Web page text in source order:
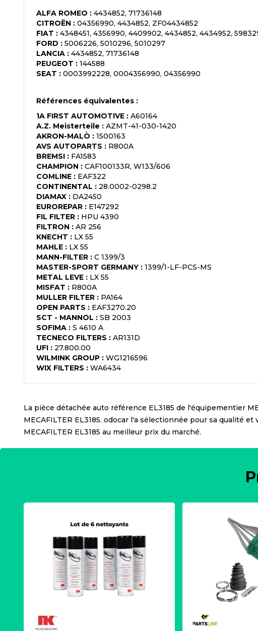
ALFA ROMEO : 4434852, 71736148
CITROËN : 04356990, 4434852, ZF04434852
FIAT : 4348451, 4356990, 4409902, 4434852, 4434952,
FORD : 5006226, 5010296, 5010297
LANCIA : 4434852, 71736148
PEUGEOT : 144588
SEAT : 0003992228, 0004356990, 04356990
Références équivalentes :
1A FIRST AUTOMOTIVE : A60164
A.Z. Meisterteile : AZMT-41-030-1420
AKRON-MALÒ : 1500163
AVS AUTOPARTS : R800A
BREMSI : FA1583
CHAMPION : CAF100133R, W133/606
COMLINE : EAF322
CONTINENTAL : 28.0002-0298.2
DIAMAX : DA2450
EUROREPAR : E147292
FIL FILTER : HPU 4390
FILTRON : AR 256
KNECHT : LX 55
MAHLE : LX 55
MANN-FILTER : C 1399/3
MASTER-SPORT GERMANY : 1399/1-LF-PCS-MS
METAL LEVE : LX 55
MISFAT : R800A
MULLER FILTER : PA164
OPEN PARTS : EAF3270.20
SCT - MANNOL : SB 2003
SOFIMA : S 4610 A
TECNECO FILTERS : AR131D
UFI : 27.800.00
WILMINK GROUP : WG1216596
WIX FILTERS : WA6434
La pièce détachée auto référence EL3185 de l'équipementier
MECAFILTER EL3185. odocar l'a sélectionnée pour sa qualité et
MECAFILTER EL3185 au meilleur prix du marché.